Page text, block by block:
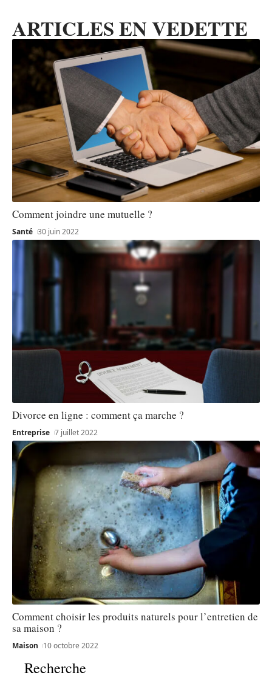
ARTICLES EN VEDETTE
Comment joindre une mutuelle ?
Santé 30 juin 2022
Divorce en ligne : comment ça marche ?
Entreprise 7 juillet 2022
Comment choisir les produits naturels pour l’entretien de
sa maison ?
Maison 10 octobre 2022
Recherche